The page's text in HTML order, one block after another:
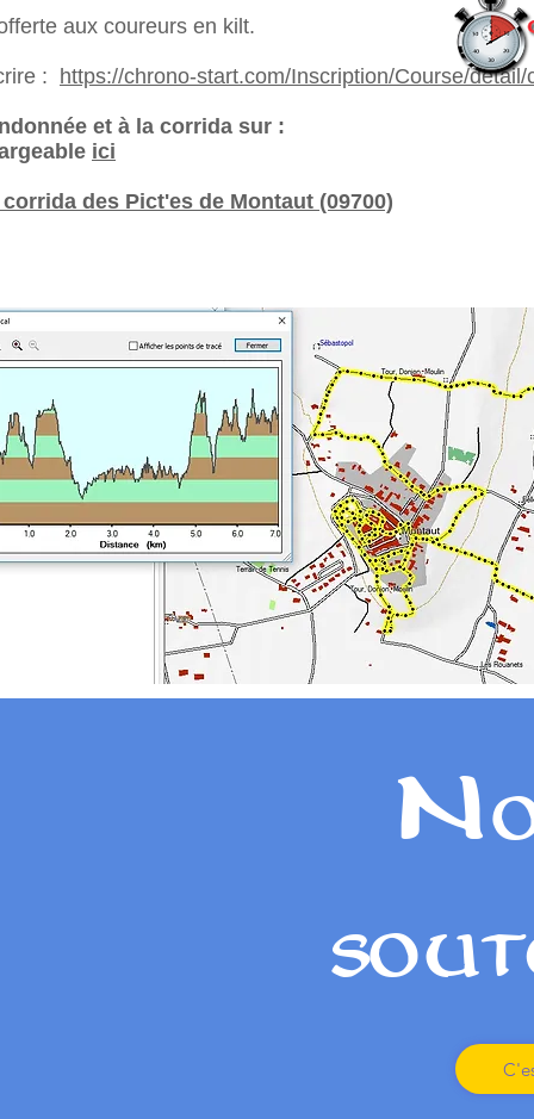
aux coureurs en kilt.
: https://chrono-start.com/Inscription/Course/detail/
et à la corrida sur :
ici
des Pict'es de Montaut (09700)